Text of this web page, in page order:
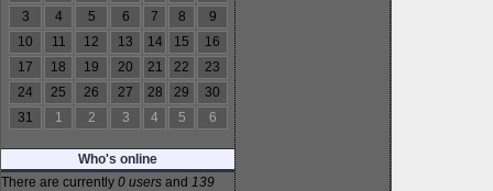
3
4 5 6 7 8
9
10
11 12 13 14 15
16
17
18 19 20 21 22
23
24
25 26 27 28 29
30
31
1 2 3 4 5 6
Who's online
There are currently 0 users and 139